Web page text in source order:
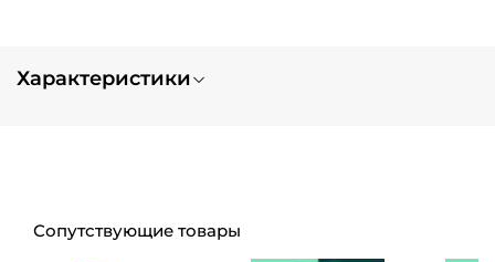
Характеристики
Сопутствующие товары